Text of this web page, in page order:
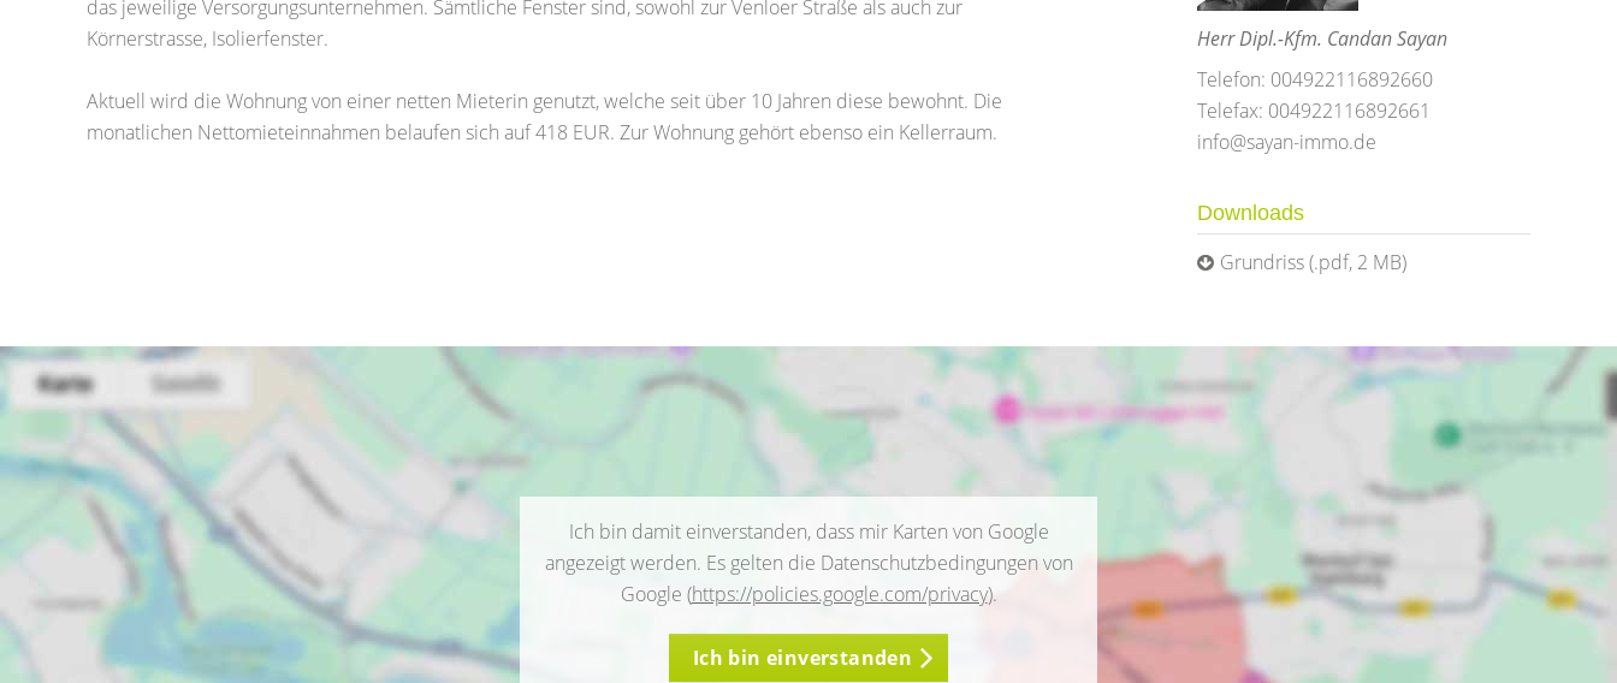
das jeweilige Versorgungsunternehmen. Sämtliche Fenster sind, sowohl zur Venloer Straße als auch zur
Körnerstrasse, Isolierfenster.
Aktuell wird die Wohnung von einer netten Mieterin genutzt, welche seit über 10 Jahren diese bewohnt. Die
monatlichen Nettomieteinnahmen belaufen sich auf 418 EUR. Zur Wohnung gehört ebenso ein Kellerraum.
Herr Dipl.-Kfm. Candan Sayan
Telefon: 004922116892660
Telefax: 004922116892661
info@sayan-immo.de
Downloads
Grundriss (.pdf, 2 MB)
Ich bin damit einverstanden, dass mir Karten von Google
angezeigt werden. Es gelten die Datenschutzbedingungen von
Google (https://policies.google.com/privacy).
Ich bin einverstanden